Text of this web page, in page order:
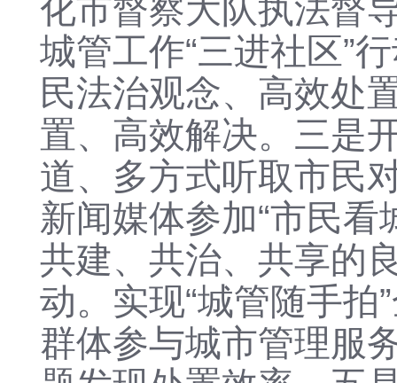
化市督察大队执法督
城管工作“三进社区”
民法治观念、 高效处
置、高效解决。 三是
道、多方式听取市民
新闻媒体参加“市民看
共建、共治、共享的
动。实现“城管随手
群体参与城市管理服